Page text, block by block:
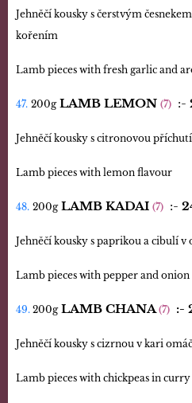
Jehněčí kousky s čerstvým
kořením
Lamb pieces with fresh garlic and
47. 200g LAMB LEMON (7) :-
Jehněčí kousky s citronovou příchutí
Lamb pieces with lemon flavour
48. 200g LAMB KADAI (7) :-
Jehněčí kousky s paprikou a cibulí v
Lamb pieces with pepper and onion
49. 200g LAMB CHANA(7) :-
Jehněčí kousky s cizrnou v kari
Lamb pieces with chickpeas in curry